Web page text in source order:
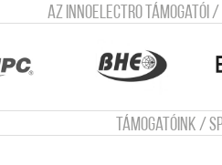
Az InnoElectro támogatói
Támogatóink /